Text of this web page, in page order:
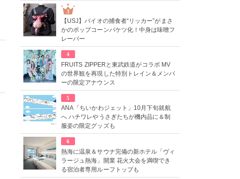
3
【USJ】バイオの捕食者“リッカー”がまさ
かのポップコーンバケツ化！中身は味噌フ
レーバー
4
FRUITS ZIPPERと東武鉄道がコラボ MV
の世界観を再現した特別トレイン＆メンバ
ーの限定アナウンス
5
ANA「ちいかわジェット」10月下旬就航
へ ハチワレやうさぎたちが機内品に＆制
服姿の限定グッズも
6
熱海に温泉＆サウナ完備の新ホテル「ヴィ
ラージュ熱海」開業 花火大会を満喫でき
る宿泊者専用ルーフトップも